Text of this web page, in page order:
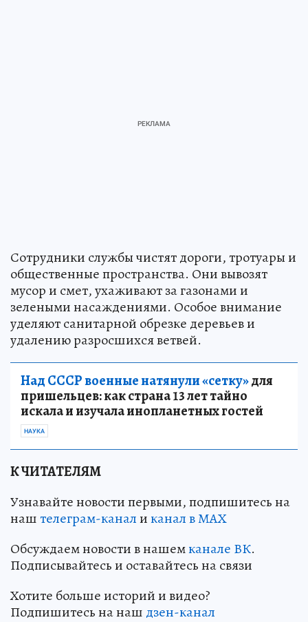
Сотрудники службы чистят дороги, тротуары и
общественные пространства. Они вывозят
мусор и смет, ухаживают за газонами и
зелеными насаждениями. Особое внимание
уделяют санитарной обрезке деревьев и
удалению разросшихся ветвей.
Над СССР военные натянули «сетку»для
пришельцев: как страна 13 лет тайно
искала и изучала инопланетных гостей
НАУКА
К ЧИТАТЕЛЯМ
Узнавайте новости первыми, подпишитесь на
наштелеграм-каналиканал в МАХ
Обсуждаем новости в нашемканале ВК.
Подписывайтесь и оставайтесь на связи
Хотите больше историй и видео?
Подпишитесь на наш дзен-канал